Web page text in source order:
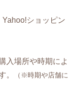
ショッピン
入場所や時期によ
。
（※時期や店舗に